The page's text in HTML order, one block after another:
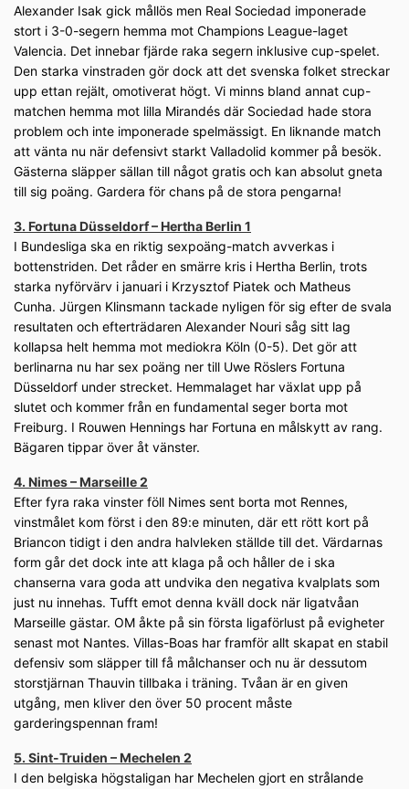
Alexander Isak gick mållös men Real Sociedad imponerade
stort i 3-0-segern hemma mot Champions League-laget
Valencia. Det innebar fjärde raka segern inklusive cup-spelet.
Den starka vinstraden gör dock att det svenska folket streckar
upp ettan rejält, omotiverat högt. Vi minns bland annat cup-
matchen hemma mot lilla Mirandés där Sociedad hade stora
problem och inte imponerade spelmässigt. En liknande match
att vänta nu när defensivt starkt Valladolid kommer på besök.
Gästerna släpper sällan till något gratis och kan absolut gneta
till sig poäng. Gardera för chans på de stora pengarna!
3. Fortuna Düsseldorf – Hertha Berlin 1
I Bundesliga ska en riktig sexpoäng-match avverkas i
bottenstriden. Det råder en smärre kris i Hertha Berlin, trots
starka nyförvärv i januari i Krzysztof Piatek och Matheus
Cunha. Jürgen Klinsmann tackade nyligen för sig efter de svala
resultaten och efterträdaren Alexander Nouri såg sitt lag
kollapsa helt hemma mot mediokra Köln (0-5). Det gör att
berlinarna nu har sex poäng ner till Uwe Röslers Fortuna
Düsseldorf under strecket. Hemmalaget har växlat upp på
slutet och kommer från en fundamental seger borta mot
Freiburg. I Rouwen Hennings har Fortuna en målskytt av rang.
Bägaren tippar över åt vänster.
4. Nimes – Marseille 2
Efter fyra raka vinster föll Nimes sent borta mot Rennes,
vinstmålet kom först i den 89:e minuten, där ett rött kort på
Briancon tidigt i den andra halvleken ställde till det. Värdarnas
form går det dock inte att klaga på och håller de i ska
chanserna vara goda att undvika den negativa kvalplats som
just nu innehas. Tufft emot denna kväll dock när ligatvåan
Marseille gästar. OM åkte på sin första ligaförlust på evigheter
senast mot Nantes. Villas-Boas har framför allt skapat en stabil
defensiv som släpper till få målchanser och nu är dessutom
storstjärnan Thauvin tillbaka i träning. Tvåan är en given
utgång, men kliver den över 50 procent måste
garderingspennan fram!
5. Sint-Truiden – Mechelen 2
I den belgiska högstaligan har Mechelen gjort en strålande